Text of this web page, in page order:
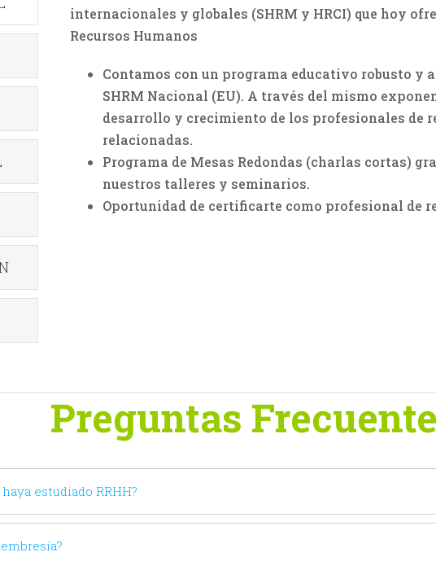
internacionales y globales (SHRM y HRCI) que hoy
Recursos Humanos
Contamos con un programa educativo robusto y
SHRM Nacional (EU). A través del mismo
desarrollo y crecimiento de los profesionales de
relacionadas.
Programa de Mesas Redondas (charlas cortas)
nuestros talleres y seminarios.
Oportunidad de certificarte como profesional de
Preguntas
estudiado RRHH?